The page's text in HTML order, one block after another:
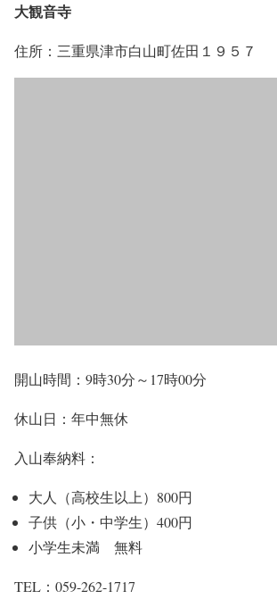
大観音寺
住所：三重県津市白山町佐田１９５７
開山時間：9時30分～17時00分
休山日：年中無休
入山奉納料：
大人（高校生以上）800円
子供（小・中学生）400円
小学生未満 無料
TEL：059-262-1717